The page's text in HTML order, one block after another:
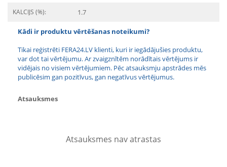
KALCIJS (%): 1.7
Kādi ir produktu vērtēšanas noteikumi?
Tikai reģistrēti FERA24.LV klienti, kuri ir iegādājušies produktu,
var dot tai vērtējumu. Ar zvaigznītēm norādītais vērtējums ir
vidējais no visiem vērtējumiem. Pēc atsauksmju apstrādes mēs
publicēsim gan pozitīvus, gan negatīvus vērtējumus.
Atsauksmes
Atsauksmes nav atrastas